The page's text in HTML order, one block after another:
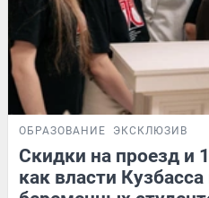
ОБРАЗОВАНИЕ ЭКСКЛЮЗИВ
Скидки на проезд и
как власти